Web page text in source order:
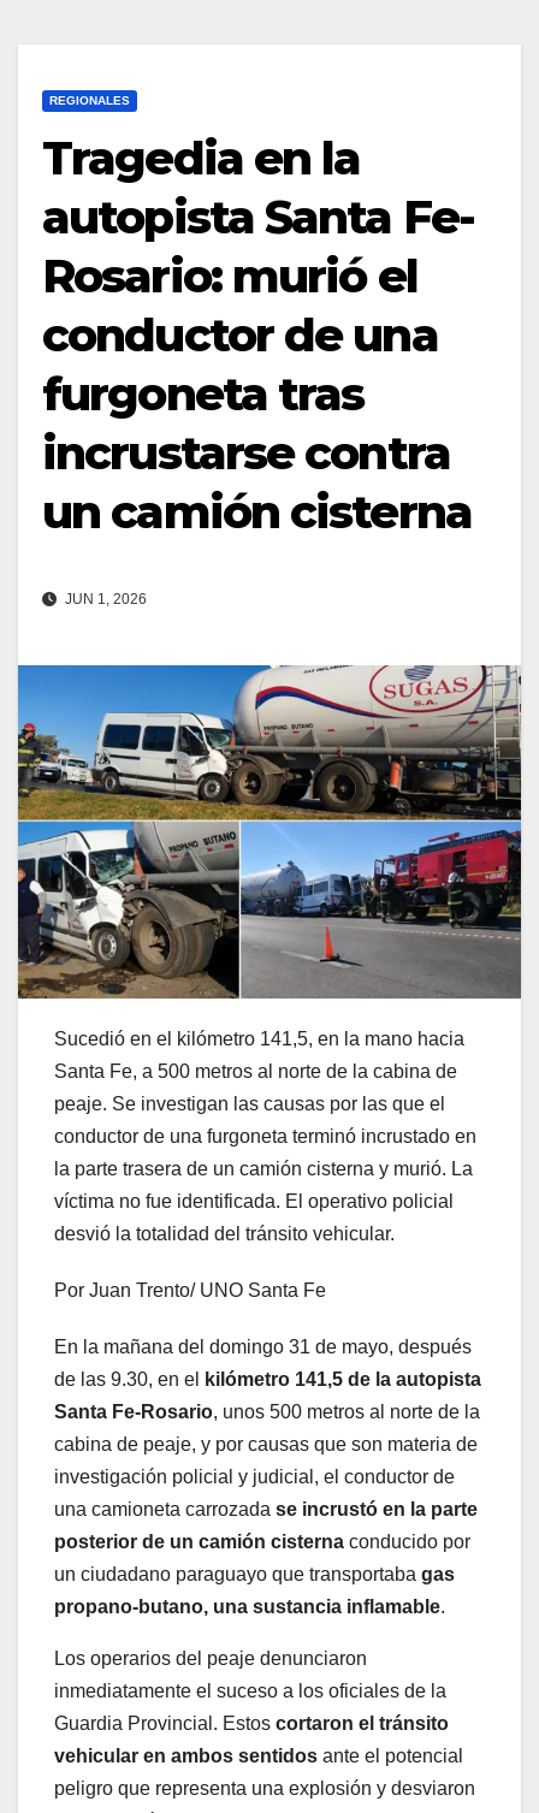
REGIONALES
Tragedia en la
autopista Santa Fe-
Rosario: murió el
conductor de una
furgoneta tras
incrustarse contra
un camión cisterna
JUN 1, 2026
Sucedió en el kilómetro 141,5, en la mano hacia
Santa Fe, a 500 metros al norte de la cabina de
peaje. Se investigan las causas por las que el
conductor de una furgoneta terminó incrustado en
la parte trasera de un camión cisterna y murió. La
víctima no fue identificada. El operativo policial
desvió la totalidad del tránsito vehicular.
Por Juan Trento/ UNO Santa Fe
En la mañana del domingo 31 de mayo, después
de las 9.30, en el
kilómetro 141,5 de la autopista
Santa Fe-Rosario, unos 500 metros al norte de la
cabina de peaje, y por causas que son materia de
investigación policial y judicial, el conductor de
una camioneta carrozada se incrustó en la parte
posterior de un camión cisterna conducido por
un ciudadano paraguayo que transportaba gas
propano-butano, una sustancia inflamable.
Los operarios del peaje denunciaron
inmediatamente el suceso a los oficiales de la
Guardia Provincial. Estos cortaron el tránsito
vehicular en ambos sentidos ante el potencial
peligro que representa una explosión y desviaron